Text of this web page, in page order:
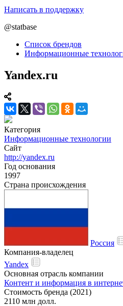
Написать в поддержку
@statbase
Список брендов
Информационные
Yandex.ru
Категория
Информационные технологии
Сайт
http://yandex.ru
Год основания
1997
Страна происхождения
Россия
Компания-владелец
Yandex
Основная отрасль компании
Контент и информация в
Стоимость бренда (2021)
2110 млн долл.